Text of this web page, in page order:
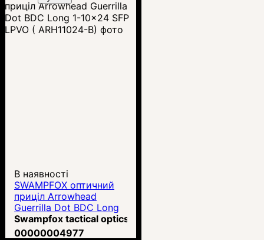
В наявності
SWAMPFOX оптичний
приціл Arrowhead
Guerrilla Dot BDC Long
1-10x24 SFP LPVO (
ARH11024-B)
Swampfox tactical optics
00000004977